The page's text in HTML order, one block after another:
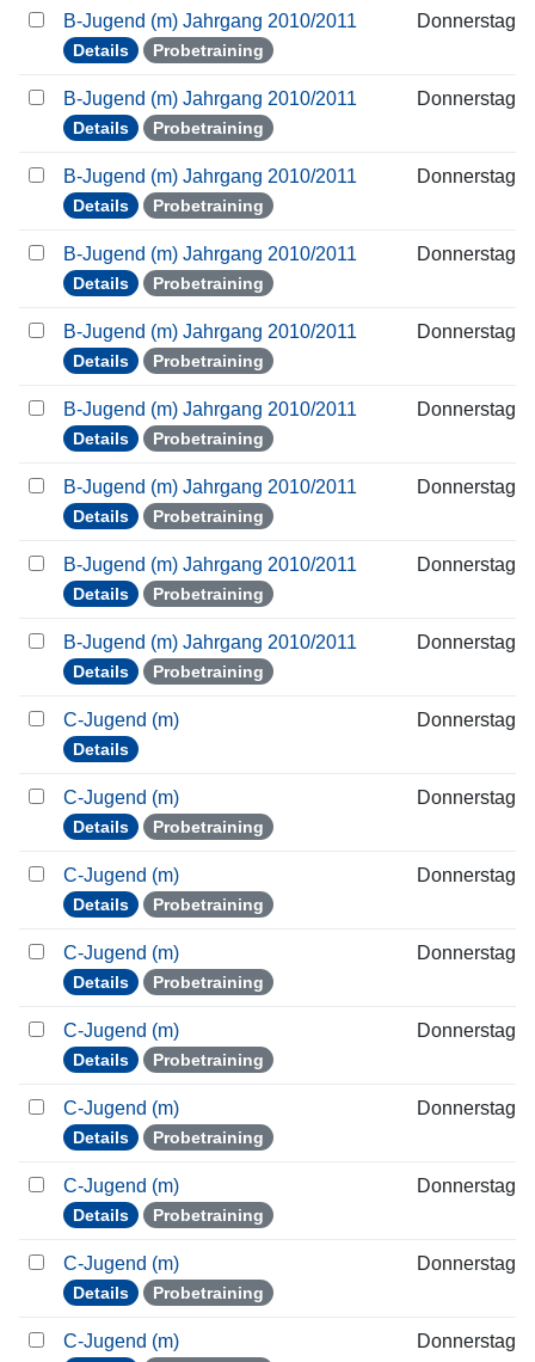
B-Jugend (m) Jahrgang 2010/2011
Details Probetraining
Donnerstag
B-Jugend (m) Jahrgang 2010/2011
Details Probetraining
Donnerstag
B-Jugend (m) Jahrgang 2010/2011
Details Probetraining
Donnerstag
B-Jugend (m) Jahrgang 2010/2011
Details Probetraining
Donnerstag
B-Jugend (m) Jahrgang 2010/2011
Details Probetraining
Donnerstag
B-Jugend (m) Jahrgang 2010/2011
Details Probetraining
Donnerstag
B-Jugend (m) Jahrgang 2010/2011
Details Probetraining
Donnerstag
B-Jugend (m) Jahrgang 2010/2011
Details Probetraining
Donnerstag
B-Jugend (m) Jahrgang 2010/2011
Details Probetraining
Donnerstag
C-Jugend (m)
Details
Donnerstag
C-Jugend (m)
Details Probetraining
Donnerstag
C-Jugend (m)
Details Probetraining
Donnerstag
C-Jugend (m)
Details Probetraining
Donnerstag
C-Jugend (m)
Details Probetraining
Donnerstag
C-Jugend (m)
Details Probetraining
Donnerstag
C-Jugend (m)
Details Probetraining
Donnerstag
C-Jugend (m)
Details Probetraining
Donnerstag
C-Jugend (m) Donnerstag